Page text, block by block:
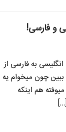
و فارسی!
به فارسی از
چون میخوام یه
هم اینکه